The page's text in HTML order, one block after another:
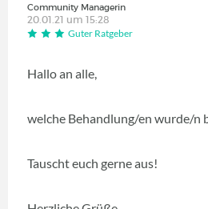
Community Managerin
20.01.21 um 15:28
Guter Ratgeber
Hallo an alle,
welche Behandlung/en wurde/n
Tauscht euch gerne aus!